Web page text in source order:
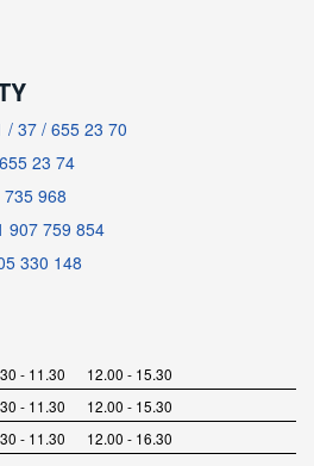
/ 37 / 655 23 70
23 74
968
907 759 854
330 148
- 11.30 12.00 - 15.30
- 11.30 12.00 - 15.30
- 11.30 12.00 - 16.30